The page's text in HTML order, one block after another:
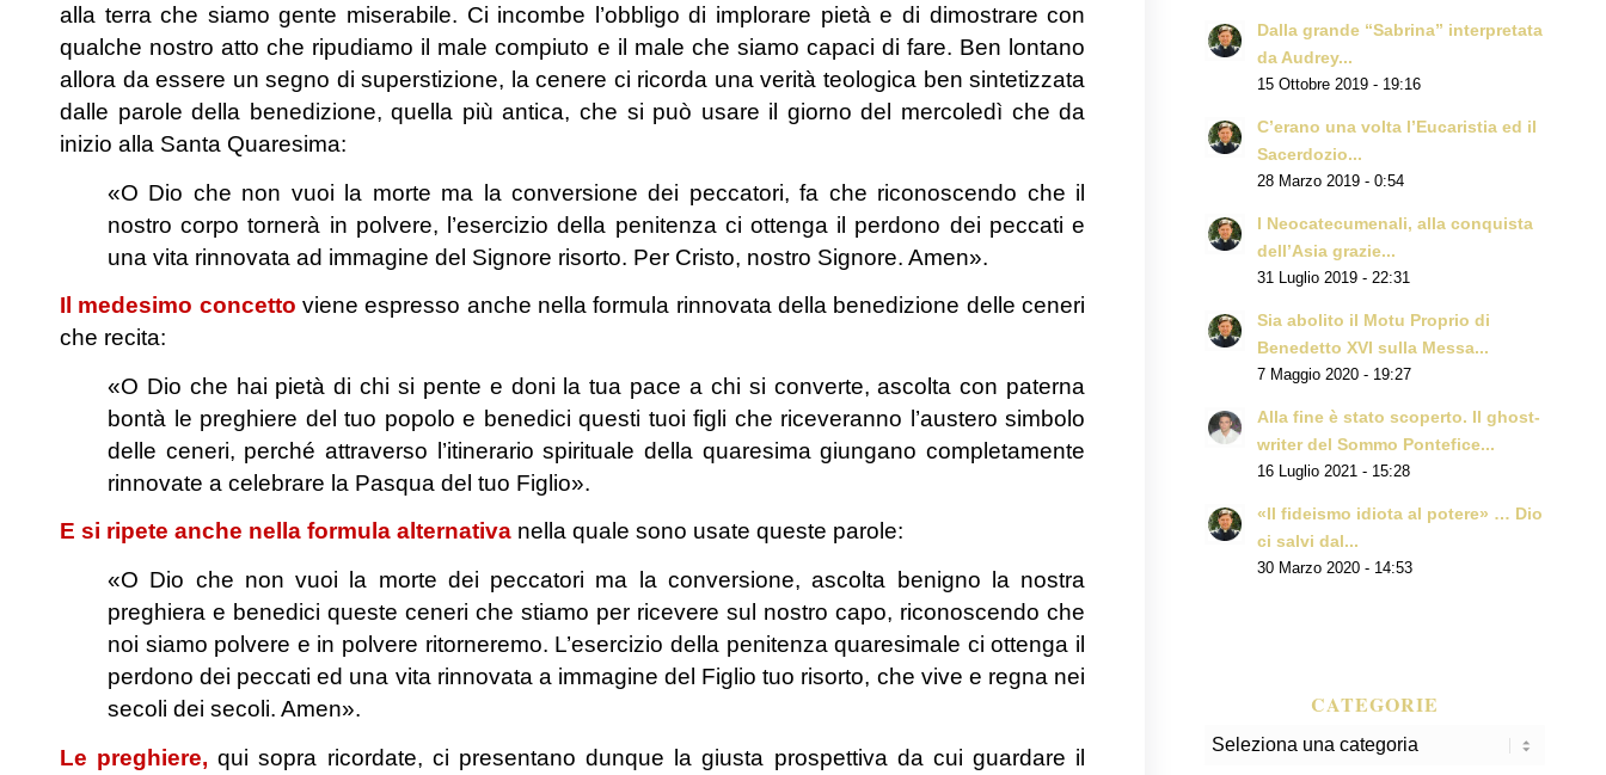
alla terra che siamo gente miserabile. Ci incombe l’obbligo di implorare pietà e di dimostrare con
qualche nostro atto che ripudiamo il male compiuto e il male che siamo capaci di fare. Ben lontano
allora da essere un segno di superstizione, la cenere ci ricorda una verità teologica ben sintetizzata
dalle parole della benedizione, quella più antica, che si può usare il giorno del mercoledì che da
inizio alla Santa Quaresima:
«O Dio che non vuoi la morte ma la conversione dei peccatori, fa che riconoscendo che il
nostro corpo tornerà in polvere, l’esercizio della penitenza ci ottenga il perdono dei peccati e
una vita rinnovata ad immagine del Signore risorto. Per Cristo, nostro Signore. Amen».
Il medesimo concetto viene espresso anche nella formula rinnovata della benedizione delle ceneri
che recita:
«O Dio che hai pietà di chi si pente e doni la tua pace a chi si converte, ascolta con paterna
bontà le preghiere del tuo popolo e benedici questi tuoi figli che riceveranno l’austero simbolo
delle ceneri, perché attraverso l’itinerario spirituale della quaresima giungano completamente
rinnovate a celebrare la Pasqua del tuo Figlio».
E si ripete anche nella formula alternativa nella quale sono usate queste parole:
«O Dio che non vuoi la morte dei peccatori ma la conversione, ascolta benigno la nostra
preghiera e benedici queste ceneri che stiamo per ricevere sul nostro capo, riconoscendo che
noi siamo polvere e in polvere ritorneremo. L’esercizio della penitenza quaresimale ci ottenga il
perdono dei peccati ed una vita rinnovata a immagine del Figlio tuo risorto, che vive e regna nei
secoli dei secoli. Amen».
Le preghiere, qui sopra ricordate, ci presentano dunque la giusta prospettiva da cui guardare il
Dalla grande “Sabrina” interpretata
da Audrey...
15 Ottobre 2019 - 19:16
C’erano una volta l’Eucaristia ed il
Sacerdozio...
28 Marzo 2019 - 0:54
I Neocatecumenali, alla conquista
dell’Asia grazie...
31 Luglio 2019 - 22:31
Sia abolito il Motu Proprio di
Benedetto XVI sulla Messa...
7 Maggio 2020 - 19:27
Alla fine è stato scoperto. Il ghost-
writer del Sommo Pontefice...
16 Luglio 2021 - 15:28
«Il fideismo idiota al potere» … Dio
ci salvi dal...
30 Marzo 2020 - 14:53
CATEGORIE
Categorie